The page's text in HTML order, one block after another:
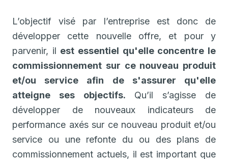
L’objectif visé par l’entreprise est donc de
développer cette nouvelle offre, et pour y
parvenir, il est essentiel qu'elle concentre le
commissionnement sur ce nouveau produit
et/ou service afin de s'assurer qu'elle
atteigne ses objectifs. Qu’il s’agisse de
développer de nouveaux indicateurs de
performance axés sur ce nouveau produit et/ou
service ou une refonte du ou des plans de
commissionnement actuels, il est important que